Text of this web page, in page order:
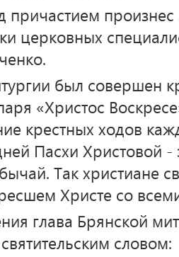
произнес
церковных
был совершен
«Христос
крестных ходов
Пасхи Христовой
Так христиане
Христе со
глава Брянской
словом: